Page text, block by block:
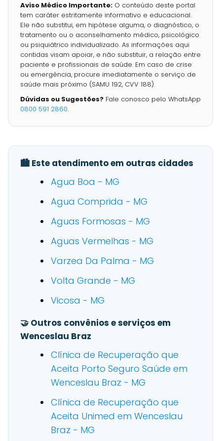
Aviso Médico Importante: O conteúdo deste portal
tem caráter estritamente informativo e educacional.
Ele não substitui, em hipótese alguma, o diagnóstico, o
tratamento ou o aconselhamento médico, psicológico
ou psiquiátrico individualizado. As informações aqui
contidas visam apoiar, e não substituir, a relação entre
paciente e profissionais de saúde. Em caso de crise
ou emergência, procure imediatamente o serviço de
saúde mais próximo (SAMU 192, CVV 188).
Dúvidas ou Sugestões? Fale conosco pelo WhatsApp
0800 591 2860.
🏙️ Este atendimento em outras cidades
Agua Boa - MG
Agua Comprida - MG
Aguas Formosas - MG
Aguas Vermelhas - MG
Varzea Da Palma - MG
Volta Grande - MG
Vicosa - MG
🤝 Outros convênios e serviços em
Wenceslau Braz
Clínica de Recuperação que
Aceita Porto Seguro Saúde em
Wenceslau Braz - MG
Clínica de Recuperação que
Aceita Unimed em Wenceslau
Braz - MG